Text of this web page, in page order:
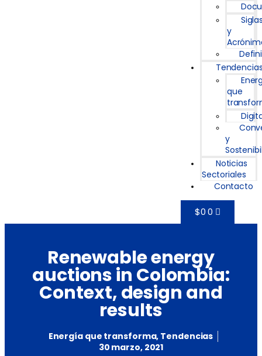
y
que
y
Noticias
Sectoriales
Contacto
$0 0
Renewable energy
auctions in Colombia:
Context, design and
results
Energía que transforma, Tendencias
30 marzo, 2021